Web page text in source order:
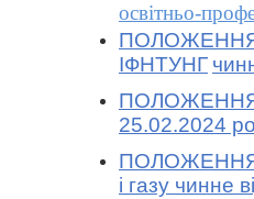
освітньо-
ПОЛОЖЕННЯ
ІФНТУНГ
ПОЛОЖЕННЯ
25.02.2024
ПОЛОЖЕННЯ
і газу чинне